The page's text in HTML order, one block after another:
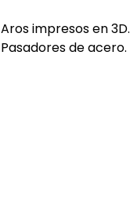
Aros impresos en 3D.
Pasadores de acero.